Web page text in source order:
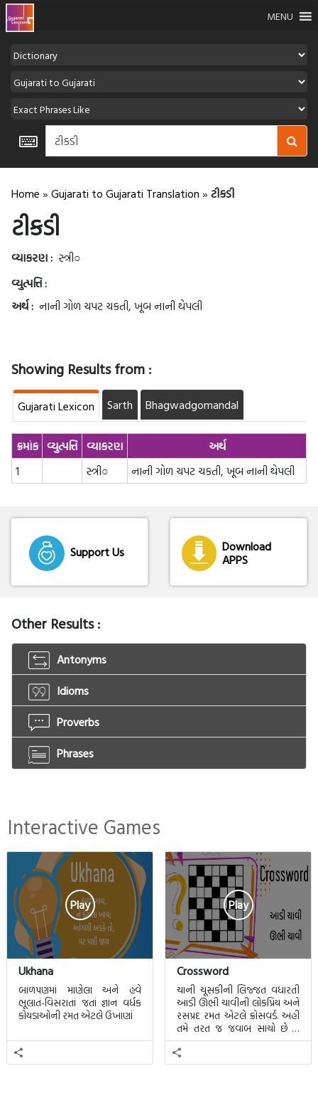
MENU
Home » Gujarati to Gujarati Translation » ટીકડી
ટીકડી
વ્યાકરણ : સ્ત્રી○
વ્યુત્પત્તિ :
અર્થ : નાની ગોળ ચપટ ચકતી, ખૂબ નાની થેપલી
Showing Results from :
Gujarati Lexicon Sarth Bhagwadgomandal
ક્રમાંક વ્યુત્પત્તિ વ્યાકરણ
અર્થ
1
સ્ત્રી○ નાની ગોળ ચપટ ચકતી, ખૂબ નાની થેપલી
Support Us Download
APPS
Other Results :
Antonyms
Idioms
Proverbs
Phrases
Interactive Games
Play
Ukhana
બાળપણમાં માણેલા અને હવે
ભૂલાતં-વિસરાતાં જતાં જ્ઞાન વર્ધક
કોયડાઓની રમત એટલે ઉખાણાં
Play
Crossword
ચાની ચૂસકીની લિજ્જત વધારતી
આડી ઊભી ચાવીની લોકપ્રિય અને
રસપ્રદ રમત એટલે ક્રોસવર્ડ. અહીં
તમે તરત જ જવાબ સાચો છે કે
ખોટો તે જાણી શકાશે.